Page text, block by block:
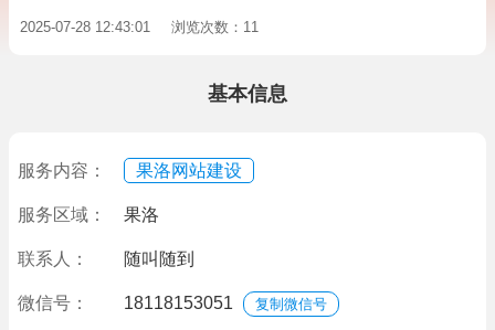
2025-07-28 12:43:01 浏览次数：11
基本信息
服务内容： 果洛网站建设
服务区域： 果洛
联系人： 随叫随到
微信号： 18118153051 复制微信号